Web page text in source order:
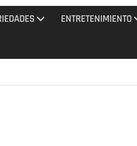
ENTRETENIMIENTO